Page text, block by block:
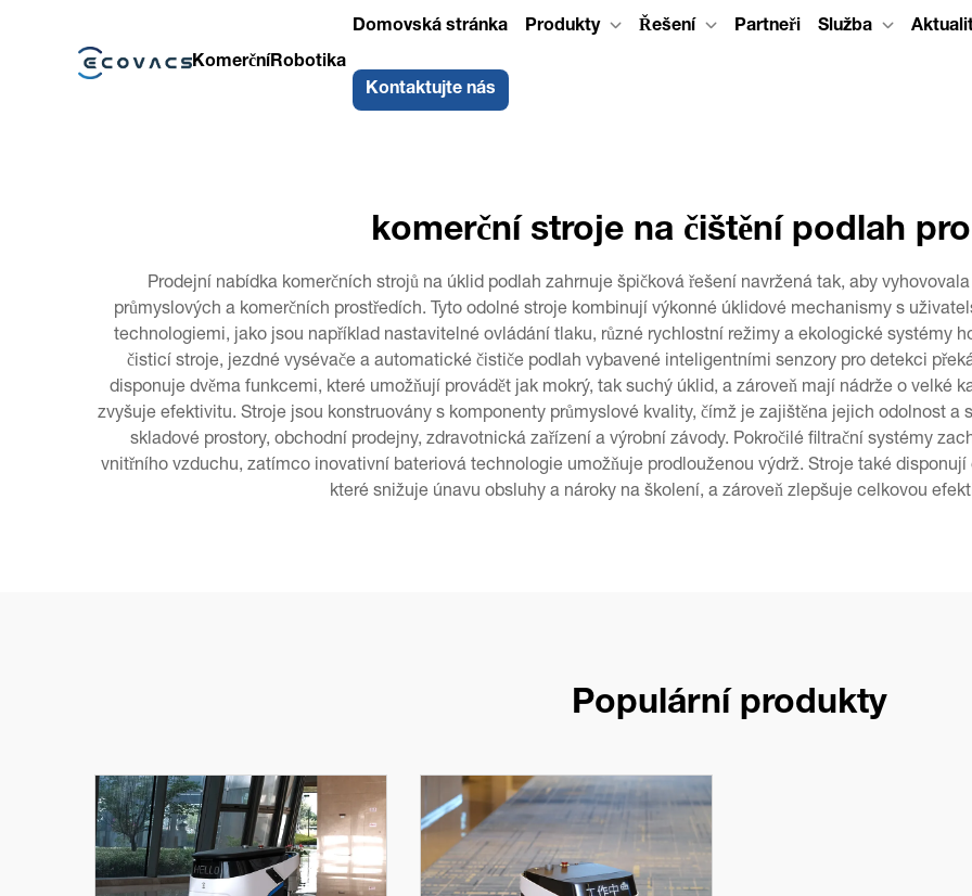
KomerčníRobotika
Domovská stránka Produkty Řešení Partneři Služba
Kontaktujte nás
komerční stroje na čištění podlah
Prodejní nabídka komerčních strojů na úklid podlah zahrnuje špičková řešení navržená tak, aby
průmyslových a komerčních prostředích. Tyto odolné stroje kombinují výkonné úklidové mechanismy s
technologiemi, jako jsou například nastavitelné ovládání tlaku, různé rychlostní režimy a ekologické systémy
čisticí stroje, jezdné vysévače a automatické čističe podlah vybavené inteligentními senzory pro detekci
disponuje dvěma funkcemi, které umožňují provádět jak mokrý, tak suchý úklid, a zároveň mají nádrže o velké
zvyšuje efektivitu. Stroje jsou konstruovány s komponenty průmyslové kvality, čímž je zajištěna jejich odolnost a
skladové prostory, obchodní prodejny, zdravotnická zařízení a výrobní závody. Pokročilé filtrační systémy
vnitřního vzduchu, zatímco inovativní bateriová technologie umožňuje prodlouženou výdrž. Stroje také
které snižuje únavu obsluhy a nároky na školení, a zároveň zlepšuje celkovou
Populární produkty